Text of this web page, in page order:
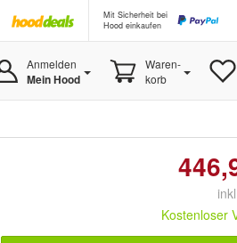
Mit Sicherheit bei
Hood einkaufen
Anmelden
Mein Hood
Waren-
korb
Kostenloser